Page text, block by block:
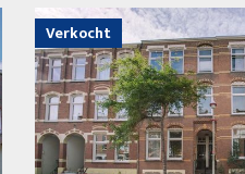
Verkocht